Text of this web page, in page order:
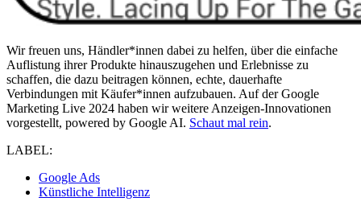
Wir freuen uns, Händler*innen dabei zu helfen, über die einfache
Auflistung ihrer Produkte hinauszugehen und Erlebnisse zu
schaffen, die dazu beitragen können, echte, dauerhafte
Verbindungen mit Käufer*innen aufzubauen. Auf der Google
Marketing Live 2024 haben wir weitere Anzeigen-Innovationen
vorgestellt, powered by Google AI. Schaut mal rein.
LABEL:
Google Ads
Künstliche Intelligenz